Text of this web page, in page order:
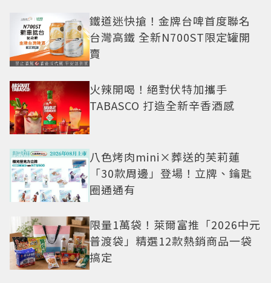
鐵道迷快搶！金牌台啤首度聯名
台灣高鐵 全新N700ST限定罐開
賣
火辣開喝！絕對伏特加攜手
TABASCO 打造全新辛香酒感
八色烤肉mini×葬送的芙莉蓮
「30款周邊」登場！立牌、鑰匙
圈通通有
限量1萬袋！萊爾富推「2026中元
普渡袋」精選12款熱銷商品一袋
搞定